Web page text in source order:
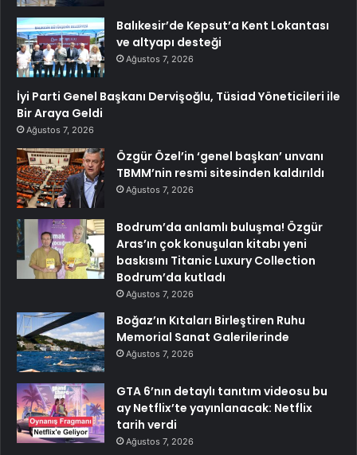
Balıkesir’de Kepsut’a Kent Lokantası
ve altyapı desteği
Ağustos 7, 2026
İyi Parti Genel Başkanı Dervişoğlu, Tüsiad Yöneticileri ile
Bir Araya Geldi
Ağustos 7, 2026
Özgür Özel’in ‘genel başkan’ unvanı
TBMM’nin resmi sitesinden kaldırıldı
Ağustos 7, 2026
Bodrum’da anlamlı buluşma! Özgür
Aras’ın çok konuşulan kitabı yeni
baskısını Titanic Luxury Collection
Bodrum’da kutladı
Ağustos 7, 2026
Boğaz’ın Kıtaları Birleştiren Ruhu
Memorial Sanat Galerilerinde
Ağustos 7, 2026
GTA 6’nın detaylı tanıtım videosu bu
ay Netflix’te yayınlanacak: Netflix
tarih verdi
Ağustos 7, 2026